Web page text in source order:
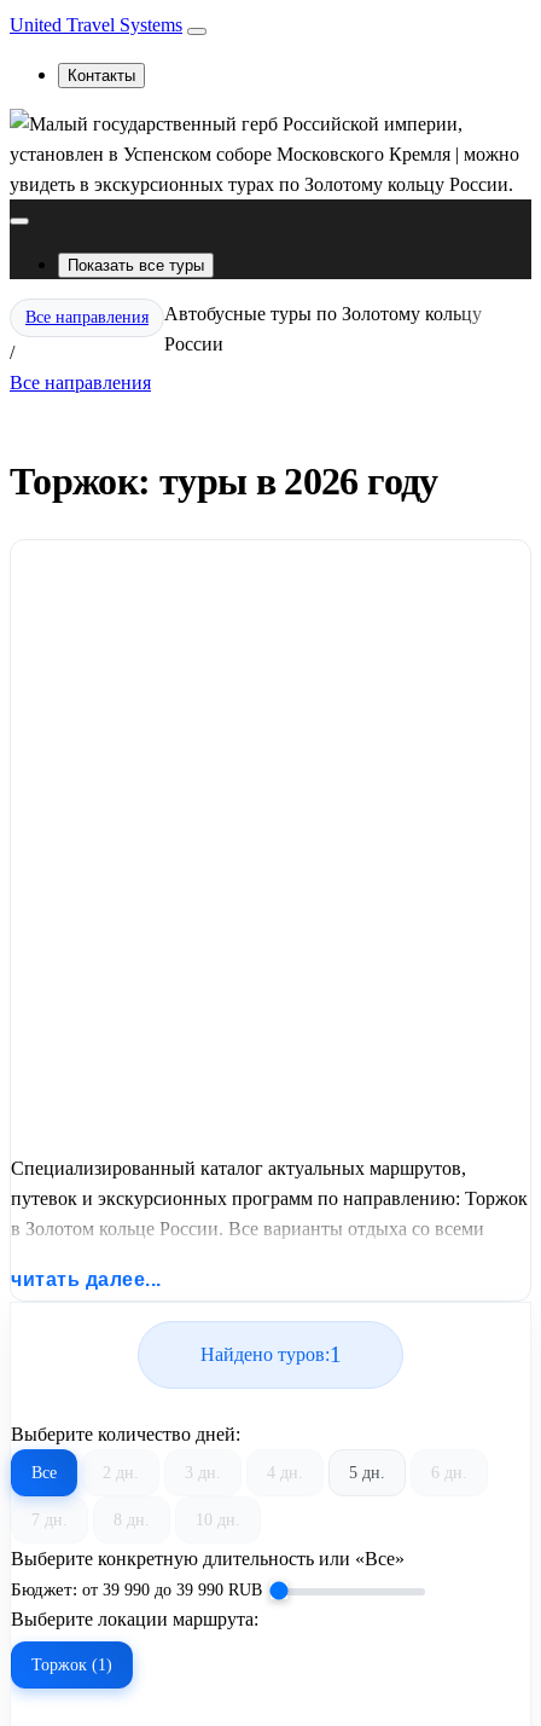
United Travel Systems
Контакты
Показать все туры
Все направления
/
Автобусные туры по Золотому кольцу
России
Все направления
Торжок: туры в 2026 году
Специализированный каталог актуальных маршрутов,
путевок и экскурсионных программ по направлению: Торжок
в Золотом кольце России. Все варианты отдыха со всеми
актуальным графиком заездов от United Travel Systems.
читать далее...
Найдено туров:1
Выберите количество дней:
Все 2 дн. 3 дн. 4 дн. 5 дн. 6 дн.
7 дн. 8 дн. 10 дн.
Выберите конкретную длительность или «Все»
Бюджет: от 39 990 до 39 990 RUB
Выберите локации маршрута:
Торжок (1)